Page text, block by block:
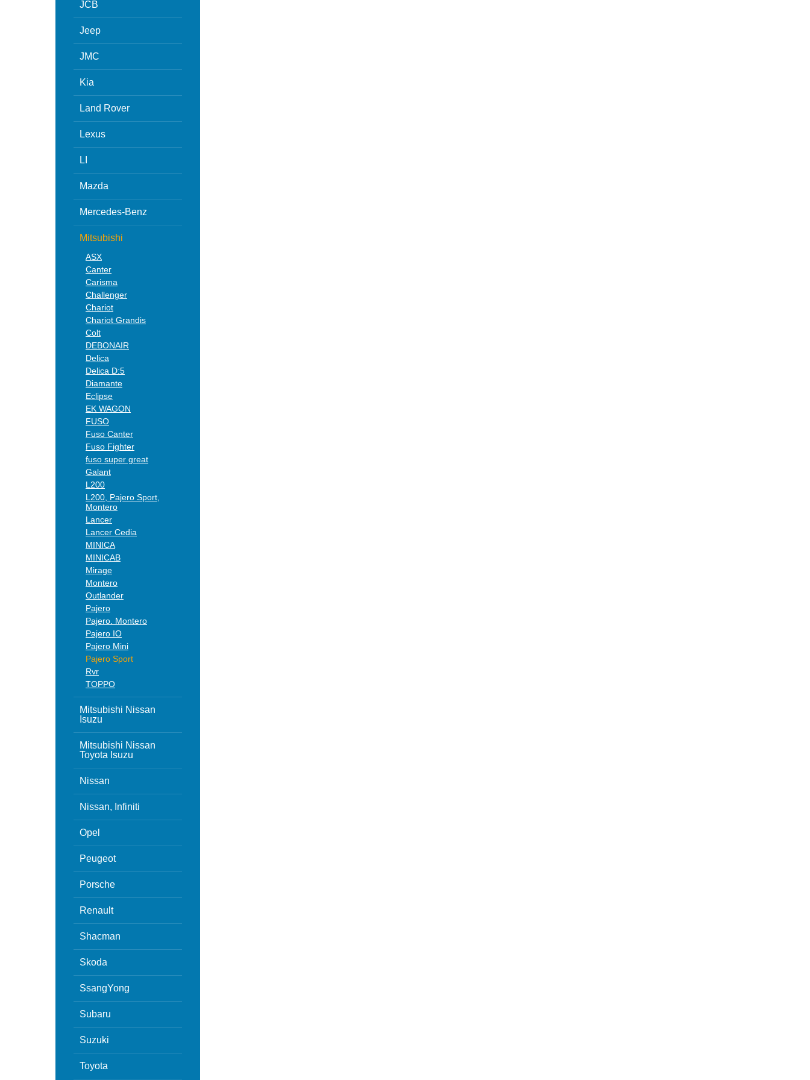
JCB
Jeep
JMC
Kia
Land Rover
Lexus
LI
Mazda
Mercedes-Benz
Mitsubishi
ASX
Canter
Carisma
Challenger
Chariot
Chariot Grandis
Colt
DEBONAIR
Delica
Delica D:5
Diamante
Eclipse
EK WAGON
FUSO
Fuso Canter
Fuso Fighter
fuso super great
Galant
L200
L200, Pajero Sport,
Montero
Lancer
Lancer Cedia
MINICA
MINICAB
Mirage
Montero
Outlander
Pajero
Pajero. Montero
Pajero IO
Pajero Mini
Pajero Sport
Rvr
TOPPO
Mitsubishi Nissan
Isuzu
Mitsubishi Nissan
Toyota Isuzu
Nissan
Nissan, Infiniti
Opel
Peugeot
Porsche
Renault
Shacman
Skoda
SsangYong
Subaru
Suzuki
Toyota